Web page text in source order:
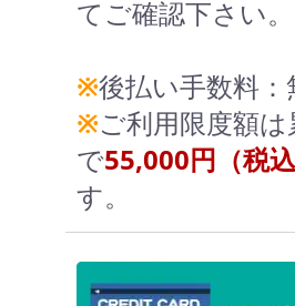
てご確認下さい。
※後払い手数料：
※ご利用限度額
で55,000円（税込
す。